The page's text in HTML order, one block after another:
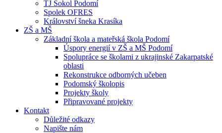
TJ Sokol Podomí
Spolek OFRES
Království šneka Krasíka
ZŠ a MŠ
Základní škola a mateřská škola Podomí
Úspory energií v ZŠ a MŠ Podomí
Spolupráce se školami z ukrajinské Zakarpatské
oblasti
Rekonstrukce odborných učeben
Podomský školopis
Projekty školy
Připravované projekty
Kontakt
Důležité odkazy
Napište nám